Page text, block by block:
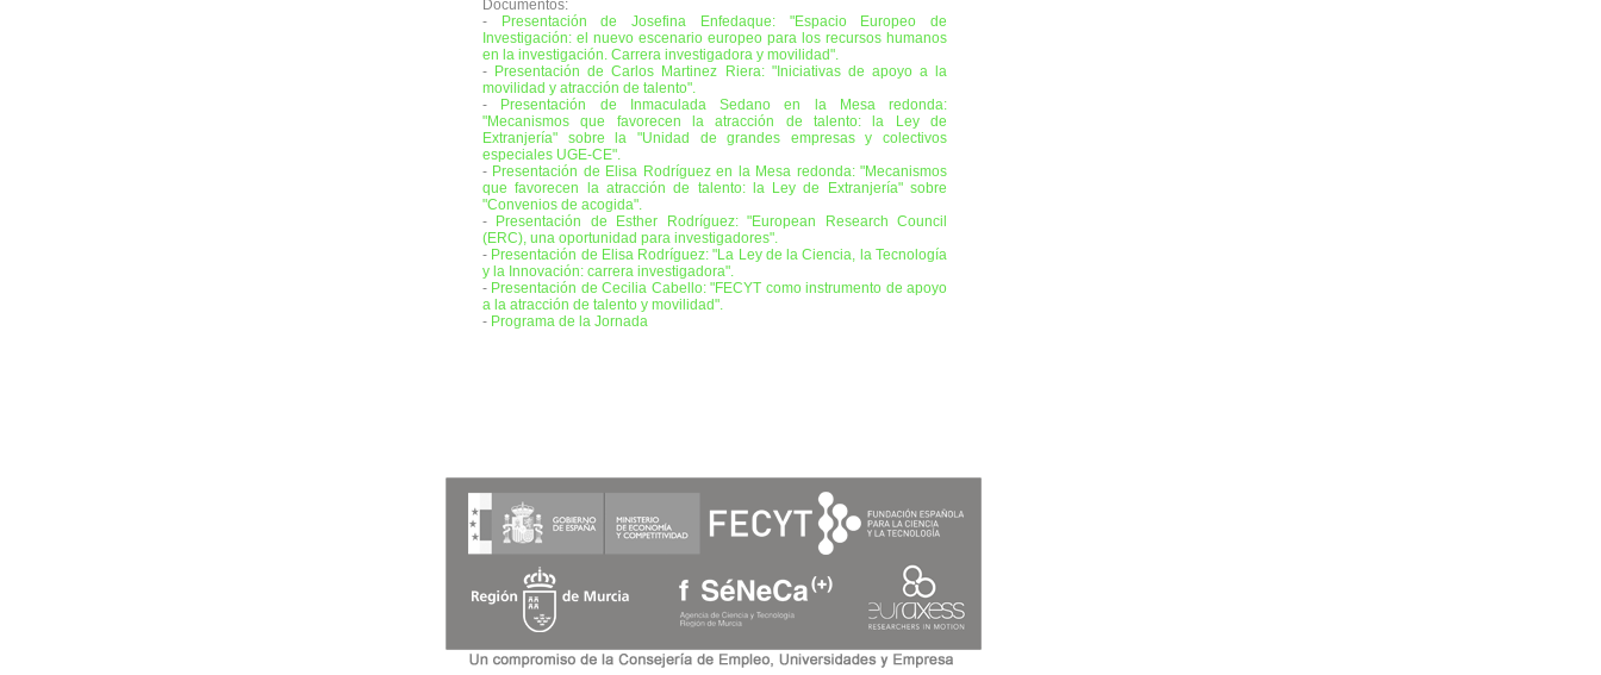
Documentos:
-
Presentación de Josefina Enfedaque: "Espacio Europeo de
Investigación: el nuevo escenario europeo para los recursos humanos
en la investigación. Carrera investigadora y movilidad".
- Presentación de Carlos Martinez Riera: "Iniciativas de apoyo a la
movilidad y atracción de talento".
-
Presentación de Inmaculada Sedano en la Mesa redonda:
"Mecanismos que favorecen la atracción de talento: la Ley de
Extranjería" sobre la "Unidad de grandes empresas y colectivos
especiales UGE-CE".
- Presentación de Elisa Rodríguez en la Mesa redonda: "Mecanismos
que favorecen la atracción de talento: la Ley de Extranjería" sobre
"Convenios de acogida".
-
Presentación de Esther Rodríguez: "European Research Council
(ERC), una oportunidad para investigadores".
- Presentación de Elisa Rodríguez: "La Ley de la Ciencia, la Tecnología
y la Innovación: carrera investigadora".
- Presentación de Cecilia Cabello: "FECYT como instrumento de apoyo
a la atracción de talento y movilidad".
- Programa de la Jornada